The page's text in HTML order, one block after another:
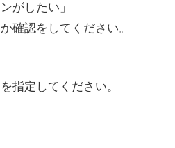
がしたい」
確認をしてください。
指定してください。